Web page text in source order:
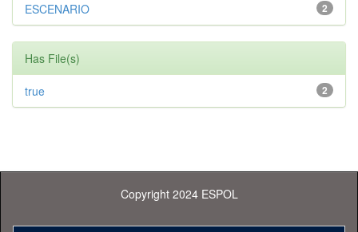
2
ESCENARIO
Has File(s)
2
true
Copyright 2024 ESPOL